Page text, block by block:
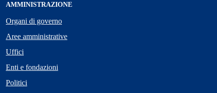
AMMINISTRAZIONE
Organi di governo
Aree amministrative
Uffici
Enti e fondazioni
Politici